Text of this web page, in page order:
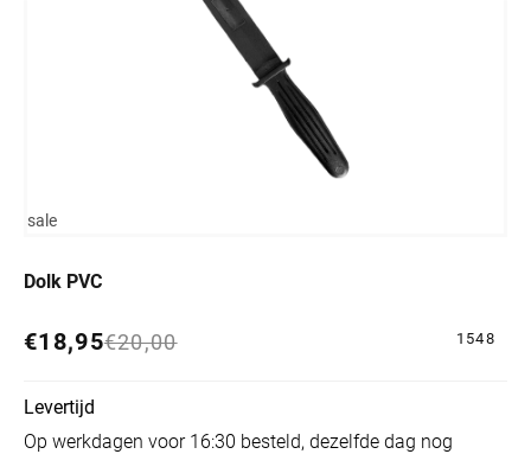
sale
Dolk PVC
Normale prijs
Aanbiedingsprijs
€20,00
€18,95 1548
Levertijd
Op werkdagen voor 16:30 besteld, dezelfde dag nog